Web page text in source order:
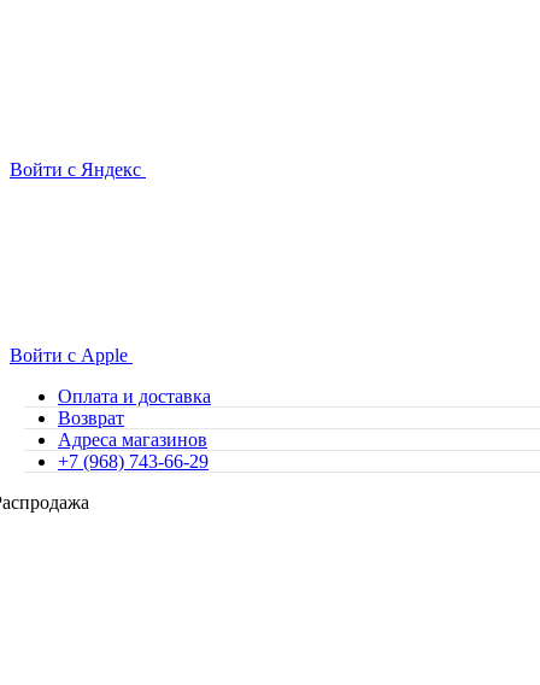
Войти с Яндекс
Войти с Apple
Оплата и доставка
Возврат
Адреса магазинов
+7 (968) 743-66-29